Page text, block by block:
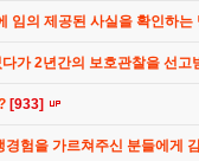
임의 제공된 사실을 확인하는
가 2년간의 보호관찰을 선고
[933]
험을 가르쳐주신 분들에게